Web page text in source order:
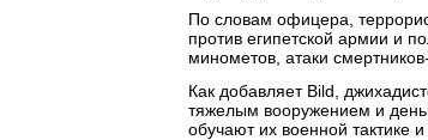
По словам офицера,
против египетской армии и
минометов, атаки
Как добавляет Bild,
тяжелым вооружением и
обучают их военной тактике